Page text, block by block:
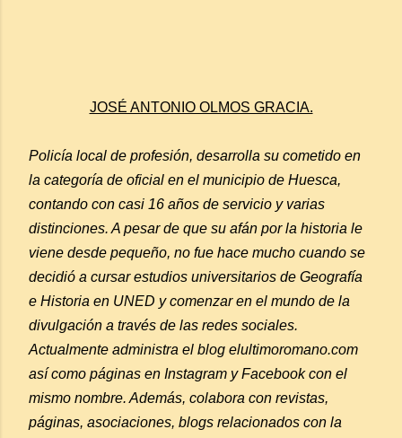
JOSÉ ANTONIO OLMOS GRACIA.
Policía local de profesión, desarrolla su cometido en
la categoría de oficial en el municipio de Huesca,
contando con casi 16 años de servicio y varias
distinciones. A pesar de que su afán por la historia le
viene desde pequeño, no fue hace mucho cuando se
decidió a cursar estudios universitarios de Geografía
e Historia en UNED y comenzar en el mundo de la
divulgación a través de las redes sociales.
Actualmente administra el blog elultimoromano.com
así como páginas en Instagram y Facebook con el
mismo nombre. Además, colabora con revistas,
páginas, asociaciones, blogs relacionados con la